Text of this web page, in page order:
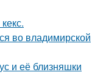
во владимирской
и её близняшки